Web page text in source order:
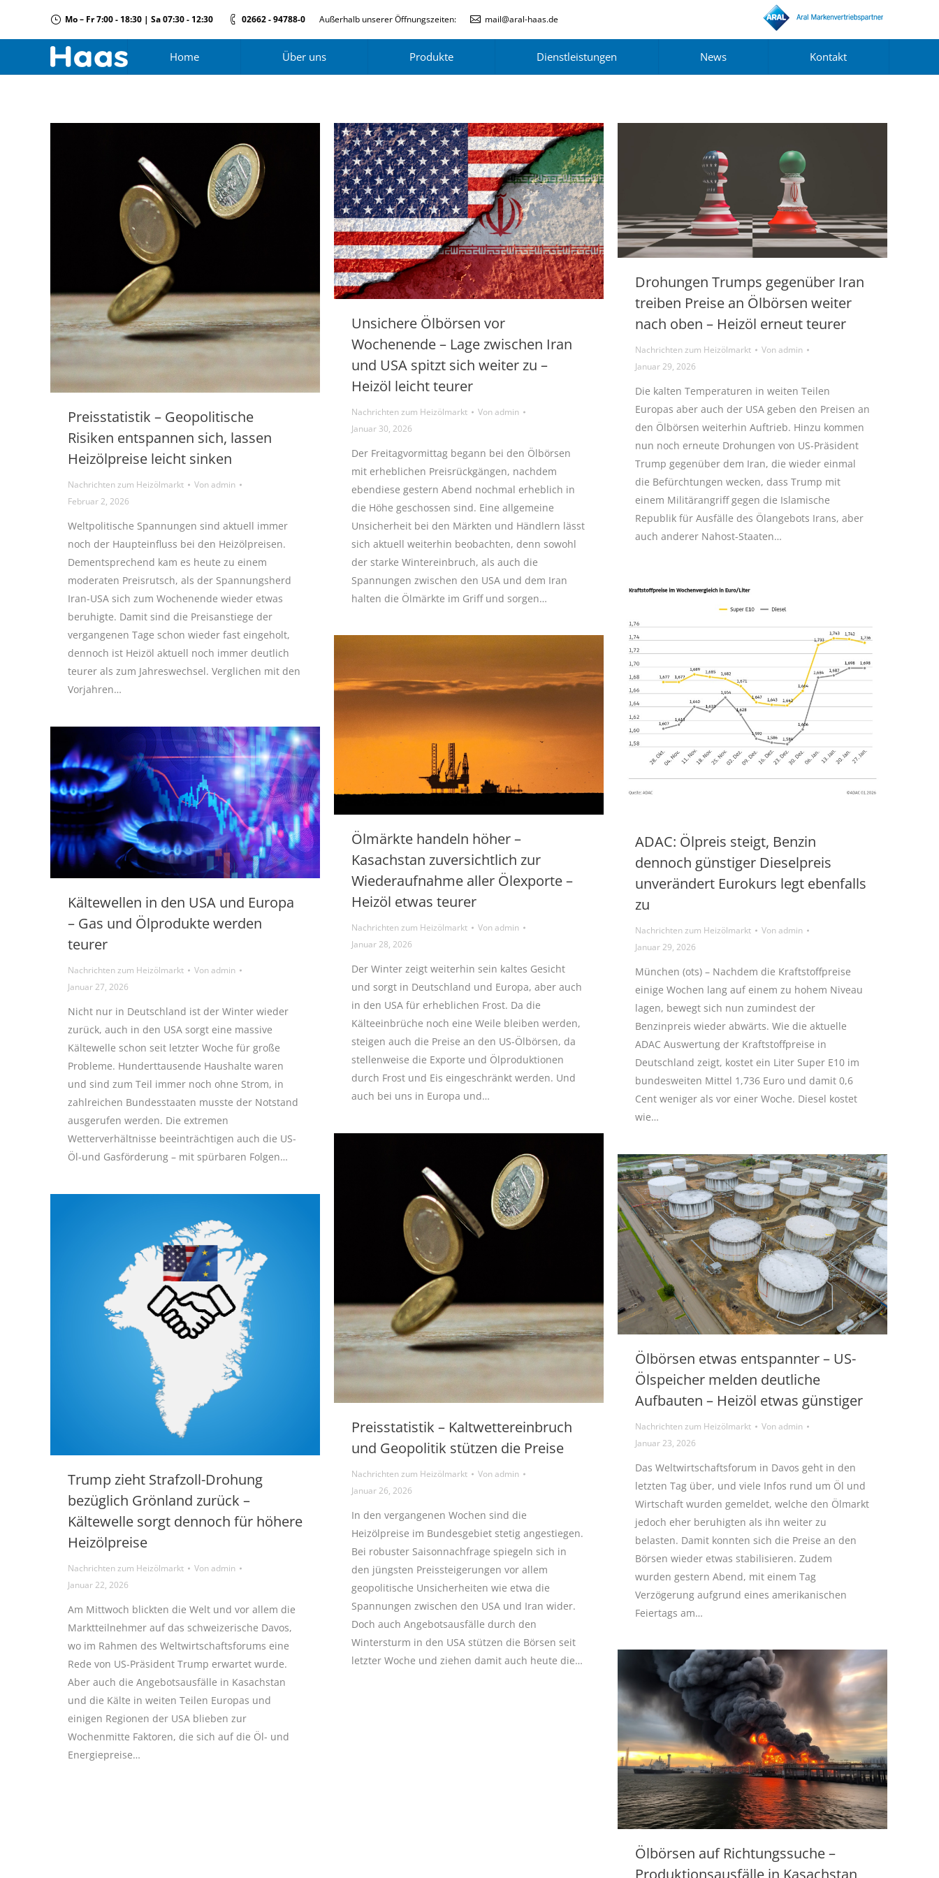
Mo – Fr 7:00 - 18:30 | Sa 07:30 - 12:30 02662 - 94788-0 Außerhalb unserer Öffnungszeiten: mail@aral-haas.de
Home Über uns Produkte Dienstleistungen News Kontakt
Preisstatistik – Geopolitische
Risiken entspannen sich, lassen
Heizölpreise leicht sinken
Nachrichten zum Heizölmarkt Vonadmin
Februar 2, 2026
Weltpolitische Spannungen sind aktuell immer
noch der Haupteinfluss bei den Heizölpreisen.
Dementsprechend kam es heute zu einem
moderaten Preisrutsch, als der Spannungsherd
Iran-USA sich zum Wochenende wieder etwas
beruhigte. Damit sind die Preisanstiege der
vergangenen Tage schon wieder fast eingeholt,
dennoch ist Heizöl aktuell noch immer deutlich
teurer als zum Jahreswechsel. Verglichen mit den
Vorjahren…
Unsichere Ölbörsen vor
Wochenende – Lage zwischen Iran
und USA spitzt sich weiter zu –
Heizöl leicht teurer
Nachrichten zum Heizölmarkt Vonadmin
Januar 30, 2026
Der Freitagvormittag begann bei den Ölbörsen
mit erheblichen Preisrückgängen, nachdem
ebendiese gestern Abend nochmal erheblich in
die Höhe geschossen sind. Eine allgemeine
Unsicherheit bei den Märkten und Händlern lässt
sich aktuell weiterhin beobachten, denn sowohl
der starke Wintereinbruch, als auch die
Spannungen zwischen den USA und dem Iran
halten die Ölmärkte im Griff und sorgen…
Drohungen Trumps gegenüber Iran
treiben Preise an Ölbörsen weiter
nach oben – Heizöl erneut teurer
Nachrichten zum Heizölmarkt Vonadmin
Januar 29, 2026
Die kalten Temperaturen in weiten Teilen
Europas aber auch der USA geben den Preisen an
den Ölbörsen weiterhin Auftrieb. Hinzu kommen
nun noch erneute Drohungen von US-Präsident
Trump gegenüber dem Iran, die wieder einmal
die Befürchtungen wecken, dass Trump mit
einem Militärangriff gegen die Islamische
Republik für Ausfälle des Ölangebots Irans, aber
auch anderer Nahost-Staaten…
ADAC: Ölpreis steigt, Benzin
dennoch günstiger Dieselpreis
unverändert Eurokurs legt ebenfalls
zu
Nachrichten zum Heizölmarkt Vonadmin
Januar 29, 2026
München (ots) – Nachdem die Kraftstoffpreise
einige Wochen lang auf einem zu hohem Niveau
lagen, bewegt sich nun zumindest der
Benzinpreis wieder abwärts. Wie die aktuelle
ADAC Auswertung der Kraftstoffpreise in
Deutschland zeigt, kostet ein Liter Super E10 im
bundesweiten Mittel 1,736 Euro und damit 0,6
Cent weniger als vor einer Woche. Diesel kostet
wie…
Ölmärkte handeln höher –
Kasachstan zuversichtlich zur
Wiederaufnahme aller Ölexporte –
Heizöl etwas teurer
Nachrichten zum Heizölmarkt Vonadmin
Januar 28, 2026
Der Winter zeigt weiterhin sein kaltes Gesicht
und sorgt in Deutschland und Europa, aber auch
in den USA für erheblichen Frost. Da die
Kälteeinbrüche noch eine Weile bleiben werden,
steigen auch die Preise an den US-Ölbörsen, da
stellenweise die Exporte und Ölproduktionen
durch Frost und Eis eingeschränkt werden. Und
auch bei uns in Europa und…
Kältewellen in den USA und Europa
– Gas und Ölprodukte werden
teurer
Nachrichten zum Heizölmarkt Vonadmin
Januar 27, 2026
Nicht nur in Deutschland ist der Winter wieder
zurück, auch in den USA sorgt eine massive
Kältewelle schon seit letzter Woche für große
Probleme. Hunderttausende Haushalte waren
und sind zum Teil immer noch ohne Strom, in
zahlreichen Bundesstaaten musste der Notstand
ausgerufen werden. Die extremen
Wetterverhältnisse beeinträchtigen auch die US-
Öl-und Gasförderung – mit spürbaren Folgen…
Preisstatistik – Kaltwettereinbruch
und Geopolitik stützen die Preise
Nachrichten zum Heizölmarkt Vonadmin
Januar 26, 2026
In den vergangenen Wochen sind die
Heizölpreise im Bundesgebiet stetig angestiegen.
Bei robuster Saisonnachfrage spiegeln sich in
den jüngsten Preissteigerungen vor allem
geopolitische Unsicherheiten wie etwa die
Spannungen zwischen den USA und Iran wider.
Doch auch Angebotsausfälle durch den
Wintersturm in den USA stützen die Börsen seit
letzter Woche und ziehen damit auch heute die…
Ölbörsen etwas entspannter – US-
Ölspeicher melden deutliche
Aufbauten – Heizöl etwas günstiger
Nachrichten zum Heizölmarkt Vonadmin
Januar 23, 2026
Das Weltwirtschaftsforum in Davos geht in den
letzten Tag über, und viele Infos rund um Öl und
Wirtschaft wurden gemeldet, welche den Ölmarkt
jedoch eher beruhigten als ihn weiter zu
belasten. Damit konnten sich die Preise an den
Börsen wieder etwas stabilisieren. Zudem
wurden gestern Abend, mit einem Tag
Verzögerung aufgrund eines amerikanischen
Feiertags am…
Trump zieht Strafzoll-Drohung
bezüglich Grönland zurück –
Kältewelle sorgt dennoch für höhere
Heizölpreise
Nachrichten zum Heizölmarkt Vonadmin
Januar 22, 2026
Am Mittwoch blickten die Welt und vor allem die
Marktteilnehmer auf das schweizerische Davos,
wo im Rahmen des Weltwirtschaftsforums eine
Rede von US-Präsident Trump erwartet wurde.
Aber auch die Angebotsausfälle in Kasachstan
und die Kälte in weiten Teilen Europas und
einigen Regionen der USA blieben zur
Wochenmitte Faktoren, die sich auf die Öl- und
Energiepreise…
Ölbörsen auf Richtungssuche –